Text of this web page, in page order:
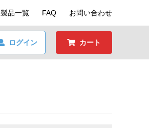
製品一覧 FAQ お問い合わせ
ログイン カート